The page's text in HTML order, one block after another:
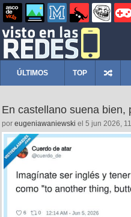
ÚLTIMOS TOP
En castellano suena bien,
por eugeniawaniewski el 5 jun 2026,